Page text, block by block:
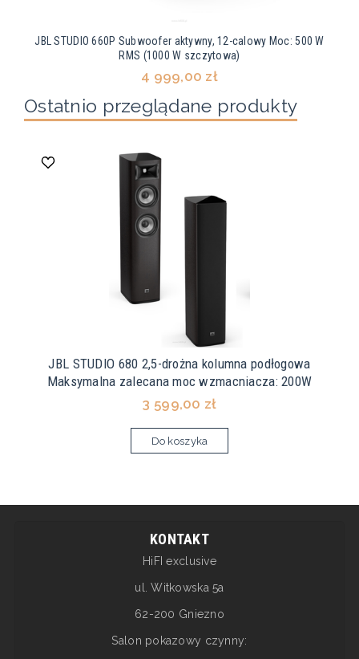
JBL STUDIO 660P Subwoofer aktywny, 12-calowy Moc: 500 W
RMS (1000 W szczytowa)
4 999,00 zł
Ostatnio przeglądane produkty
JBL STUDIO 680 2,5-drożna kolumna podłogowa
Maksymalna zalecana moc wzmacniacza: 200W
3 599,00 zł
Do koszyka
KONTAKT
HiFI exclusive
ul. Witkowska 5a
62-200 Gniezno
Salon pokazowy czynny: